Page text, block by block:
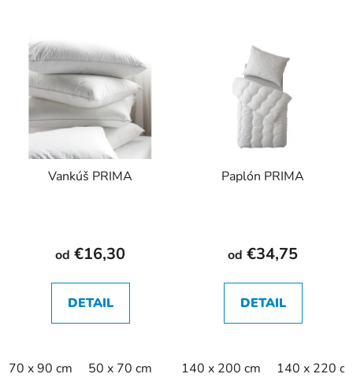
Vankúš PRIMA
od €16,30
DETAIL
70 x 90 cm 50 x 70 cm
Paplón PRIMA
od €34,75
DETAIL
140 x 200 cm 140 x 220